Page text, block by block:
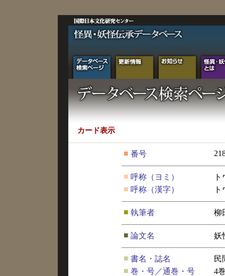
カード表示
■ 番号
■ 呼称（ヨミ）
■ 呼称（漢字）
■ 執筆者 柳
■ 論文名 妖
■ 書名・誌名
民
■ 巻・号／通巻・号
4